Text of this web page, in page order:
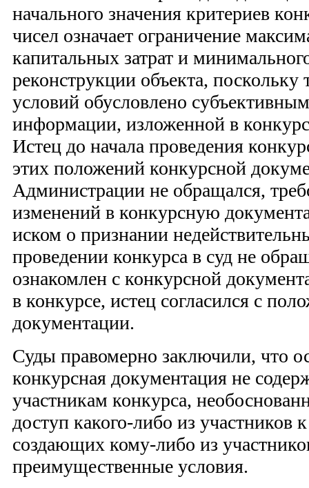
начального значения критериев
чисел означает ограничение
капитальных затрат и
реконструкции объекта, поскольку
условий обусловлено
информации, изложенной в
Истец до начала проведения
этих положений конкурсной
Администрации не обращался,
изменений в конкурсную
иском о признании
проведении конкурса в суд не
ознакомлен с конкурсной
в конкурсе, истец согласился с
документации.
Суды правомерно заключили, что
конкурсная документация не
участникам конкурса,
доступ какого-либо из участников
создающих кому-либо из
преимущественные условия.